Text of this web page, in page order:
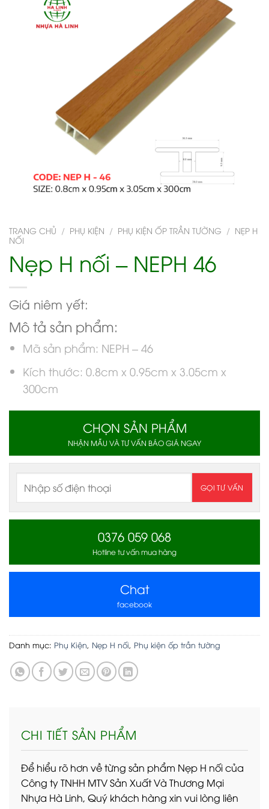
TRANG CHỦ / PHỤ KIỆN / PHỤ KIỆN ỐP TRẦN TƯỜNG / NẸP H
NỐI
Nẹp H nối – NEPH 46
Giá niêm yết:
Mô tả sản phẩm:
Mã sản phẩm: NEPH – 46
Kích thước: 0.8cm x 0.95cm x 3.05cm x
300cm
CHỌN SẢN PHẨM
NHẬN MẪU VÀ TƯ VẤN BÁO GIÁ NGAY
0376 059 068
Hotline tư vấn mua hàng
Chat
facebook
Danh mục: Phụ Kiện, Nẹp H nối, Phụ kiện ốp trần tường
CHI TIẾT SẢN PHẨM
Để hiểu rõ hơn về từng sản phẩm Nẹp H nối của
Công ty TNHH MTV Sản Xuất Và Thương Mại
Nhựa Hà Linh, Quý khách hàng xin vui lòng liên